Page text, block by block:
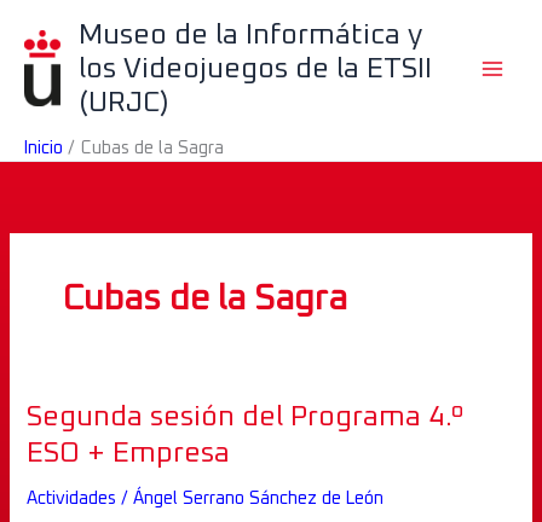
contenido
Museo de la Informática y
los Videojuegos de la ETSII
(URJC)
Inicio Cubas de la Sagra
Cubas de la Sagra
Segunda sesión del Programa 4.º
ESO + Empresa
Actividades /Ángel Serrano Sánchez de León
Segunda
sesión
Programa
u
a